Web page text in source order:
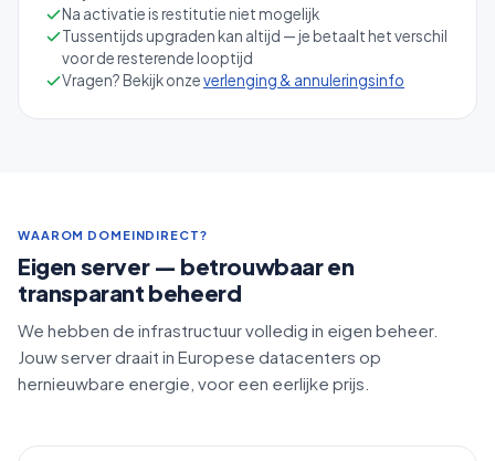
Na activatie is restitutie niet mogelijk
Tussentijds upgraden kan altijd — je betaalt het verschil
voor de resterende looptijd
Vragen? Bekijk onzeverlenging & annuleringsinfo
WAAROM DOMEINDIRECT?
Eigen server — betrouwbaar en
transparant beheerd
We hebben de infrastructuur volledig in eigen beheer.
Jouw server draait in Europese datacenters op
hernieuwbare energie, voor een eerlijke prijs.